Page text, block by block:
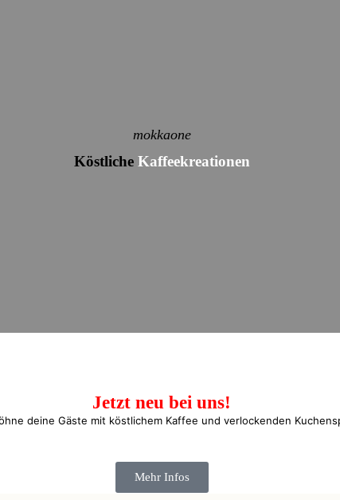
mokkaone
Köstliche Kaffeekreationen
Jetzt neu bei uns!
deine Gäste mit köstlichem Kaffee und verlockenden
Mehr Infos